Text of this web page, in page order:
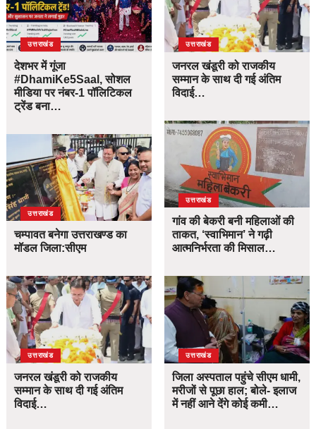
उत्तराखंड
देशभर में गूंजा
#DhamiKe5Saal, सोशल
मीडिया पर नंबर-1 पॉलिटिकल
ट्रेंड बना…
उत्तराखंड
चम्पावत बनेगा उत्तराखण्ड का
मॉडल जिला:सीएम
उत्तराखंड
जनरल खंडूरी को राजकीय
सम्मान के साथ दी गई अंतिम
विदाई…
उत्तराखंड
जनरल खंडूरी को राजकीय
सम्मान के साथ दी गई अंतिम
विदाई…
उत्तराखंड
गांव की बेकरी बनी महिलाओं की
ताकत, ‘स्वाभिमान’ ने गढ़ी
आत्मनिर्भरता की मिसाल…
उत्तराखंड
जिला अस्पताल पहुंचे सीएम धामी,
मरीजों से पूछा हाल; बोले- इलाज
में नहीं आने देंगे कोई कमी…